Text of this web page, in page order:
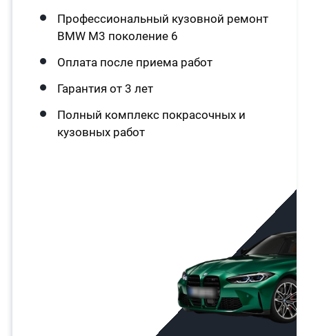
Профессиональный кузовной ремонт
BMW M3 поколение 6
Оплата после приема работ
Гарантия от 3 лет
Полный комплекс покрасочных и
кузовных работ